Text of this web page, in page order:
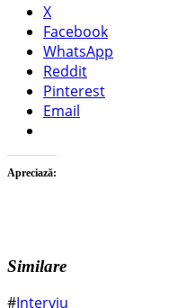
X
Facebook
WhatsApp
Reddit
Pinterest
Email
Apreciază:
Similare
#Interviu